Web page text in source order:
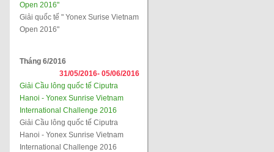
Open 2016"
Giải quốc tế " Yonex Surise Vietnam
Open 2016"
Tháng 6/2016
31/05/2016- 05/06/2016
Giải Cầu lông quốc tế Ciputra
Hanoi - Yonex Sunrise Vietnam
International Challenge 2016
Giải Cầu lông quốc tế Ciputra
Hanoi - Yonex Sunrise Vietnam
International Challenge 2016